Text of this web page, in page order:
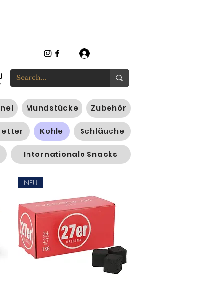
Mundstücke Zubehör
Kohle Schläuche
Internationale Snacks
NEU